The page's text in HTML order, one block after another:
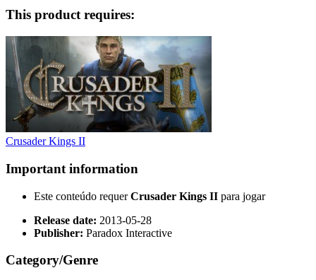
This product requires:
Crusader Kings II
Important information
Este conteúdo requerCrusader Kings II para jogar
Release date: 2013-05-28
Publisher: Paradox Interactive
Category/Genre